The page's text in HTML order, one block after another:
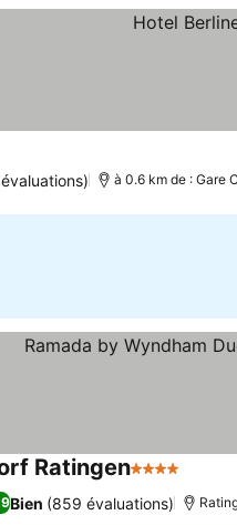
à 0.6 km de : Gare
Ratingen4 Étoiles
Bien (859 évaluations)